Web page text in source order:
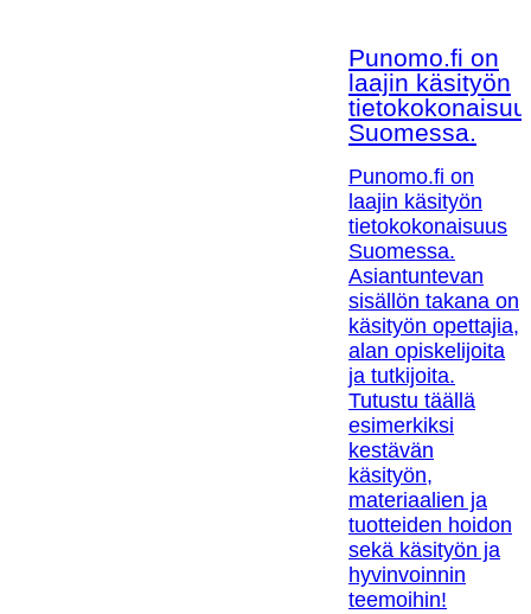
Punomo.fi on
laajin käsityön
Suomessa.
Punomo.fi on
laajin käsityön
tietokokonaisuus
Suomessa.
Asiantuntevan
sisällön takana on
käsityön opettajia,
alan opiskelijoita
ja tutkijoita.
Tutustu täällä
esimerkiksi
kestävän
käsityön,
materiaalien ja
tuotteiden hoidon
sekä käsityön ja
hyvinvoinnin
teemoihin!